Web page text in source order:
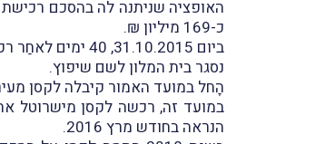
כ-169 מיליון ₪.
ביום
נסגר בית המלון לשם שיפוץ.
הָחל במועד האמור קיבלה לקסן מעיריית אילת פטוֹר מלא מתשלום
הנראה בחודש מרץ 2016.